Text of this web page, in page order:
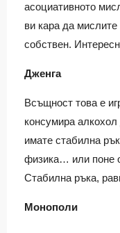
асоциативното
ви кара да
собствен.
Дженга
Всъщност това е
консумира
имате стабилна
физика… или поне
Стабилна ръка,
Монополи